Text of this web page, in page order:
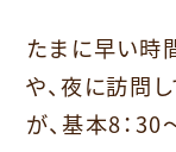
たまに早い時
や、夜に訪問
が、基本8：30